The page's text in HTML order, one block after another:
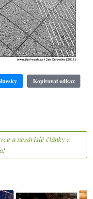
Kopírovat odkaz
a nezávislé články z